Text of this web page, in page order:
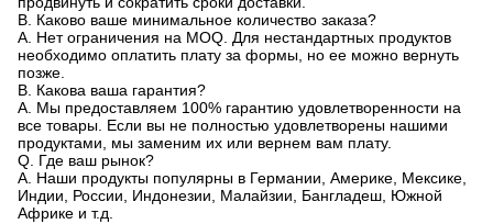
В. Каково ваше минимальное количество заказа?
A. Нет ограничения на MOQ. Для нестандартных продуктов
необходимо оплатить плату за формы, но ее можно вернуть
позже.
В. Какова ваша гарантия?
A. Мы предоставляем 100% гарантию удовлетворенности на
все товары. Если вы не полностью удовлетворены нашими
продуктами, мы заменим их или вернем вам плату.
Q. Где ваш рынок?
A. Наши продукты популярны в Германии, Америке, Мексике,
Индии, России, Индонезии, Малайзии, Бангладеш, Южной
Африке и т.д.